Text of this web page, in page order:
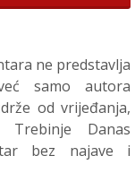
ne predstavlja
samo autora
od vrijeđanja,
Trebinje Danas
bez najave i